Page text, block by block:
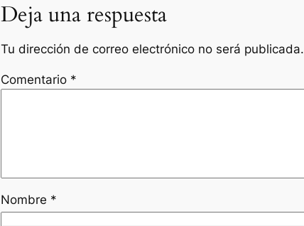
Deja una respuesta
Tu dirección de correo electrónico no será publicada.
Comentario *
Nombre *